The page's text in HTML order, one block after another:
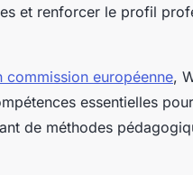
et renforcer le profil
européenne,
essentielles
de méthodes